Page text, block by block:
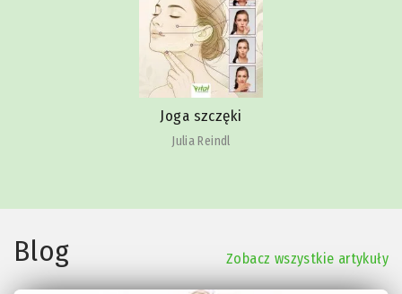
Joga szczęki
Julia Reindl
Blog Zobacz wszystkie artykuły